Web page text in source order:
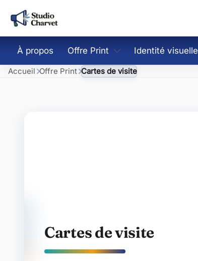
À propos Offre Print Identité visuelle
Accueil Offre Print Cartes de visite
Cartes de visite